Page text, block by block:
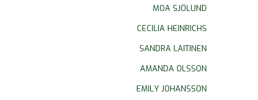
MOA SJÖLUND
CECILIA HEINRICHS
SANDRA LAITINEN
AMANDA OLSSON
EMILY JOHANSSON